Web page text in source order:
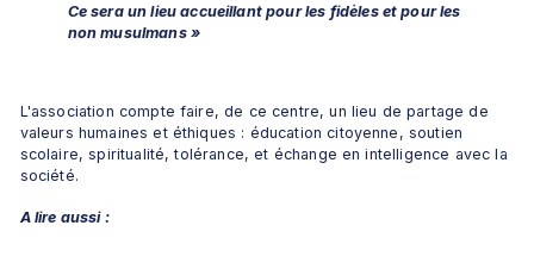
Ce sera un lieu accueillant pour les fidèles et pour les
non musulmans »
L'association compte faire, de ce centre, un lieu de partage de
valeurs humaines et éthiques : éducation citoyenne, soutien
scolaire, spiritualité, tolérance, et échange en intelligence avec la
société.
A lire aussi :